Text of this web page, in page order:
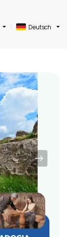
Deutsch